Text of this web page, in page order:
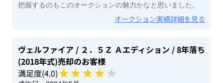
把握するのもこのオークションの魅力かなと思いました。
オークション実績詳細を見る
ヴェルファイア / ２．５Ｚ Ａエディション / 8年落ち
(2018年式)売却のお客様
満足度(4.0)